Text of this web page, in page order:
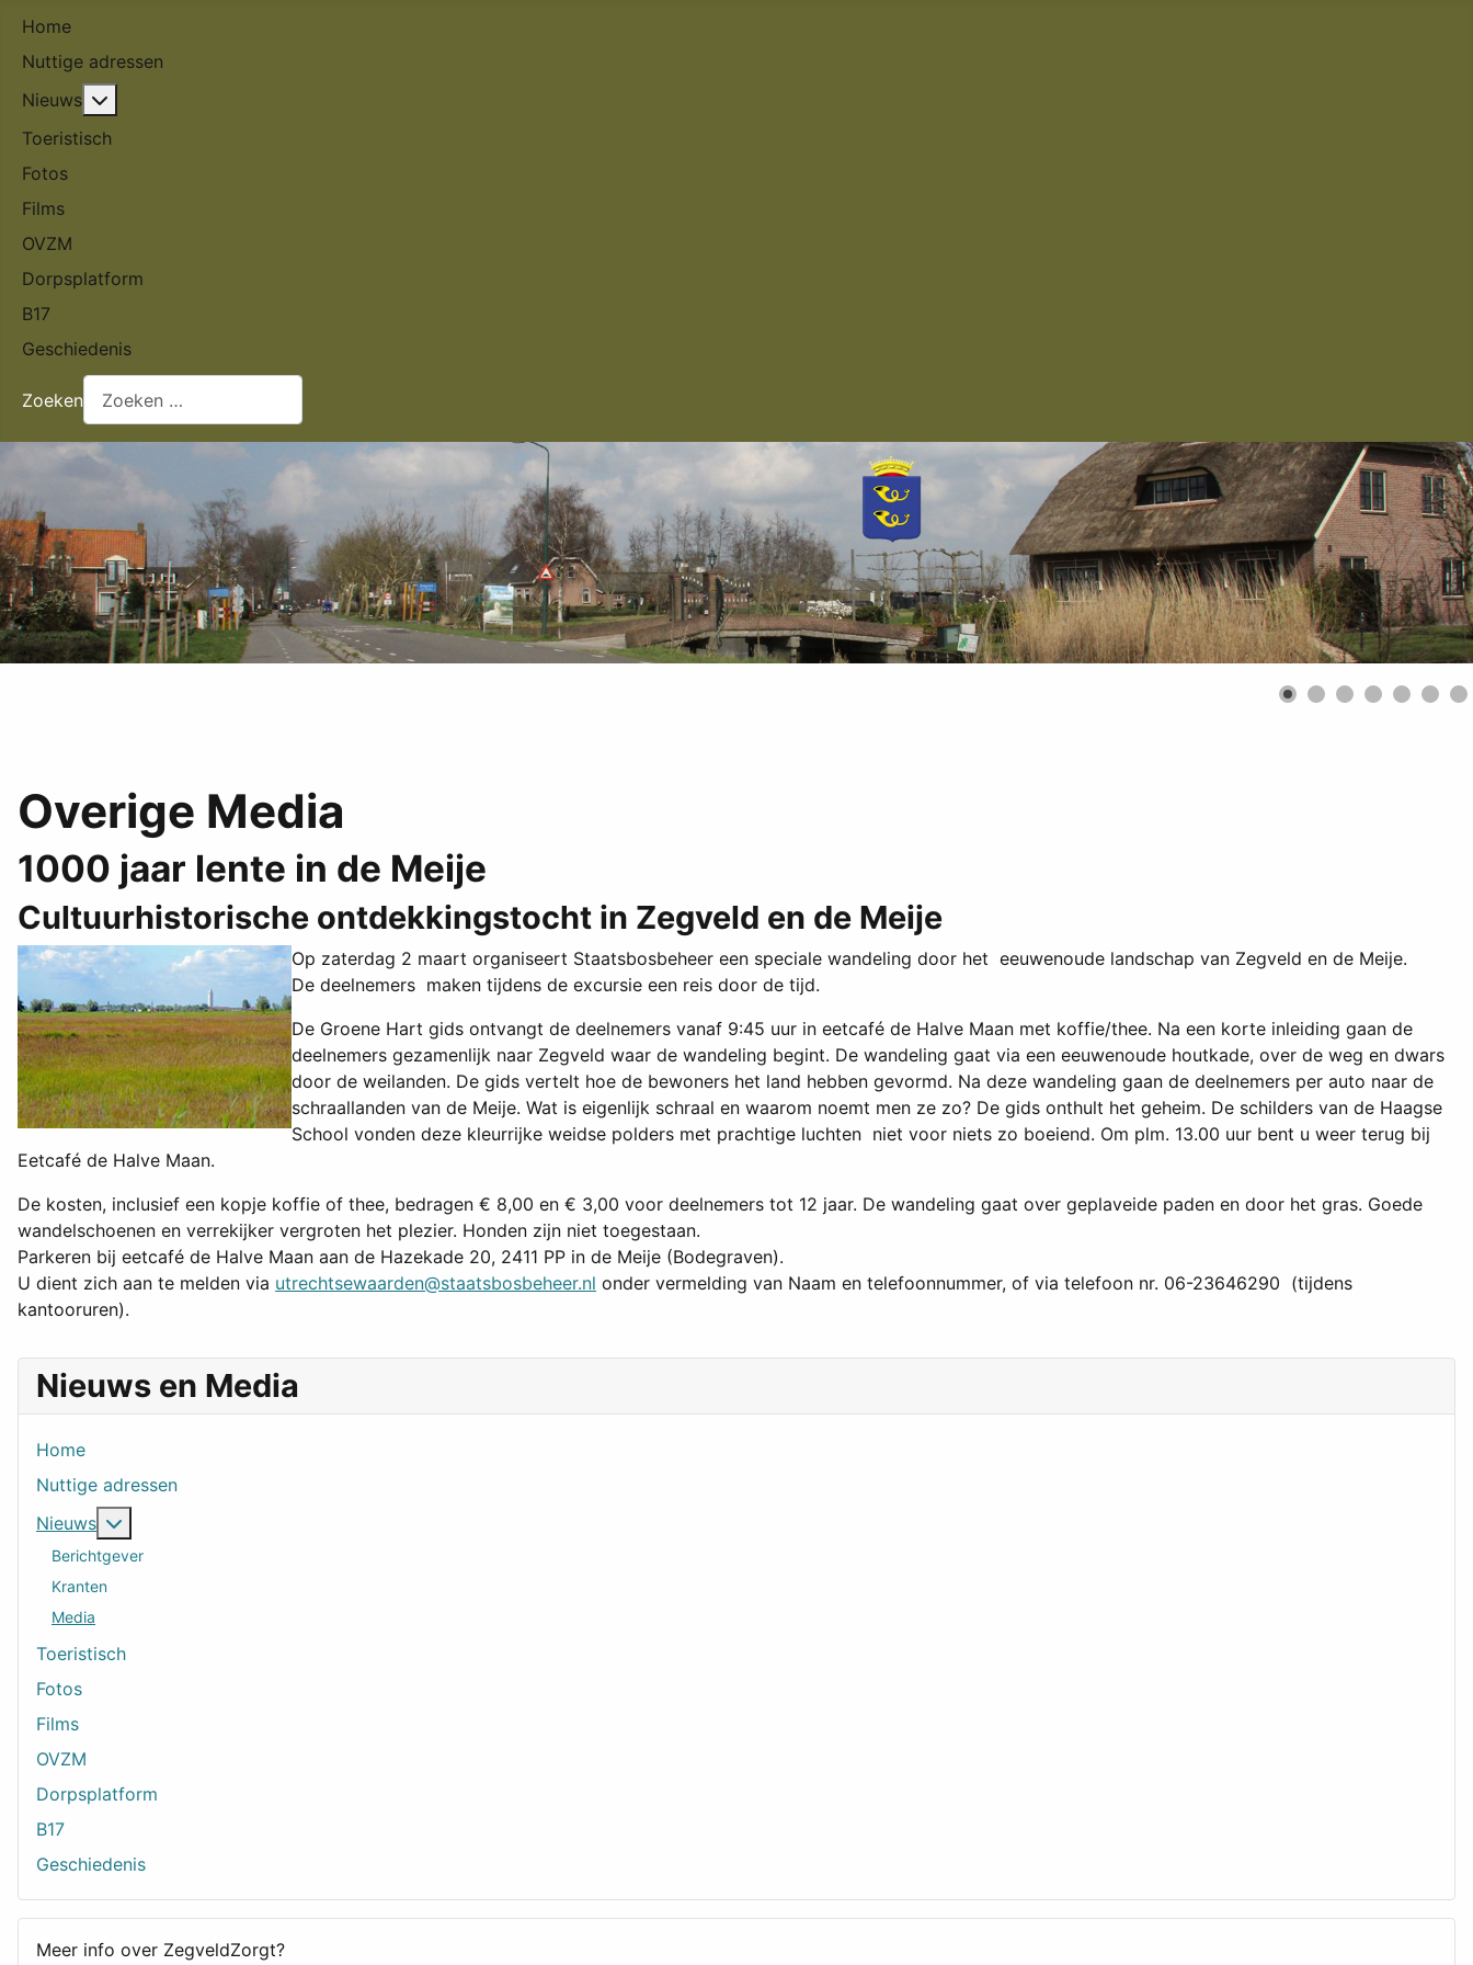
Home
Nuttige adressen
Nieuws
Toeristisch
Fotos
Films
OVZM
Dorpsplatform
B17
Geschiedenis
Zoeken
Nieuws en Media
Home
Nuttige adressen
Nieuws
Berichtgever
Kranten
Media
Toeristisch
Fotos
Films
OVZM
Dorpsplatform
B17
Geschiedenis
Meer info over ZegveldZorgt?
Overige Media
1000 jaar lente in de Meije
Cultuurhistorische ontdekkingstocht in Zegveld en de Meije
Op zaterdag 2 maart organiseert Staatsbosbeheer een speciale wandeling door het eeuwenoude landschap van Zegveld en de Meije.
De deelnemers maken tijdens de excursie een reis door de tijd.
De Groene Hart gids ontvangt de deelnemers vanaf 9:45 uur in eetcafé de Halve Maan met koffie/thee. Na een korte inleiding gaan de
deelnemers gezamenlijk naar Zegveld waar de wandeling begint. De wandeling gaat via een eeuwenoude houtkade, over de weg en dwars
door de weilanden. De gids vertelt hoe de bewoners het land hebben gevormd. Na deze wandeling gaan de deelnemers per auto naar de
schraallanden van de Meije. Wat is eigenlijk schraal en waarom noemt men ze zo? De gids onthult het geheim. De schilders van de Haagse
School vonden deze kleurrijke weidse polders met prachtige luchten niet voor niets zo boeiend. Om plm. 13.00 uur bent u weer terug bij
Eetcafé de Halve Maan.
De kosten, inclusief een kopje koffie of thee, bedragen € 8,00 en € 3,00 voor deelnemers tot 12 jaar. De wandeling gaat over geplaveide paden en door het gras. Goede
wandelschoenen en verrekijker vergroten het plezier. Honden zijn niet toegestaan.
Parkeren bij eetcafé de Halve Maan aan de Hazekade 20, 2411 PP in de Meije (Bodegraven).
U dient zich aan te melden via utrechtsewaarden@staatsbosbeheer.nl onder vermelding van Naam en telefoonnummer, of via telefoon nr. 06-23646290 (tijdens
kantooruren).